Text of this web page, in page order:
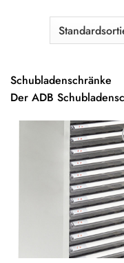
Schubladenschränke
Der ADB
Auf